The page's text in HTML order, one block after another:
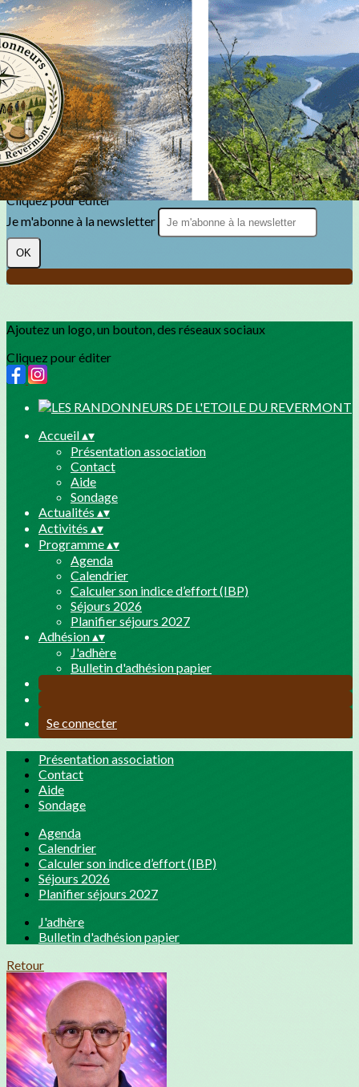
Exporter les lignes sélectionnées
Exporter toutes les colonnes
Exporter uniquement les colonnes affichées
Menu
?>
Images de la page d'accueil
Cliquez pour éditer
Texte, bouton et/ou inscription à la newsletter
Cliquez pour éditer
Je m'abonne à la newsletter
OK
Ajoutez un logo, un bouton, des réseaux sociaux
Cliquez pour éditer
Accueil▴▾
Présentation association
Contact
Aide
Sondage
Actualités ▴▾
Activités ▴▾
Programme▴▾
Agenda
Calendrier
Calculer son indice d’effort (IBP)
Séjours 2026
Planifier séjours 2027
Adhésion▴▾
J'adhère
Bulletin d'adhésion papier
Se connecter
Présentation association
Contact
Aide
Sondage
Agenda
Calendrier
Calculer son indice d’effort (IBP)
Séjours 2026
Planifier séjours 2027
J'adhère
Bulletin d'adhésion papier
Retour